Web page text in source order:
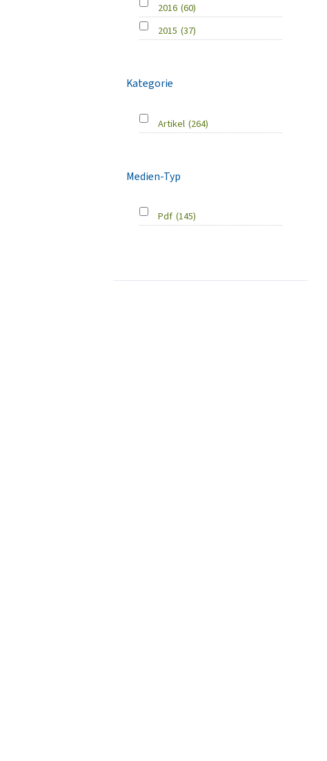
2016 (60)
2015 (37)
Kategorie
Artikel (264)
Medien-Typ
Pdf (145)